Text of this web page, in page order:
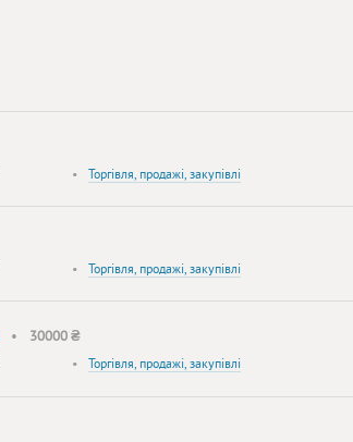
•Торгівля, продажі, закупівлі
• Торгівля, продажі, закупівлі
• 30000 ₴
• Торгівля, продажі, закупівлі